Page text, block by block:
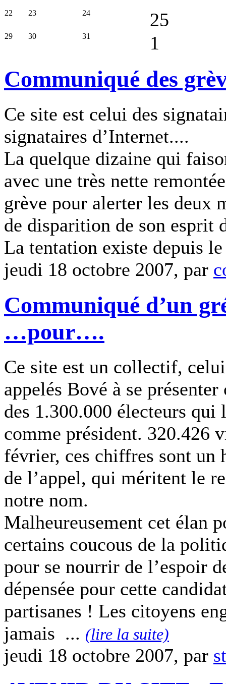
22 23 24 25
29 30 31 1
Communiqué des
Ce site est celui des
signataires d’Internet....
La quelque dizaine qui
avec une très nette
grève pour alerter les deux
de disparition de son esprit
La tentation existe depuis
jeudi 18 octobre 2007, par
Communiqué d’un
…pour….
Ce site est un collectif,
appelés Bové à se
des 1.300.000 électeurs
comme président. 320.426
février, ces chiffres sont un
de l’appel, qui méritent le
notre nom.
Malheureusement cet élan
certains coucous de la
pour se nourrir de l’espoir
dépensée pour cette
partisanes ! Les citoyens
jamais ... (lire la suite)
jeudi 18 octobre 2007, par